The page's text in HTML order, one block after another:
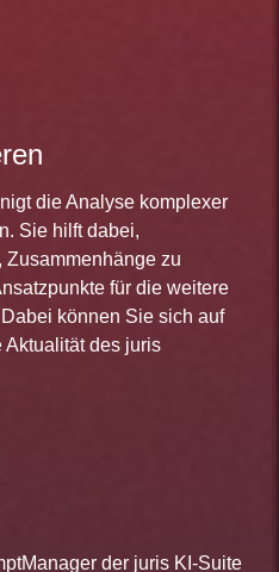
die Analyse komplexer
Sie hilft dabei,
zu
für die weitere
können Sie sich auf
des juris
der juris KI-Suite